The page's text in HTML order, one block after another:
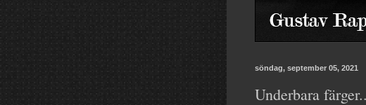
söndag, september 05, 2021
Underbara